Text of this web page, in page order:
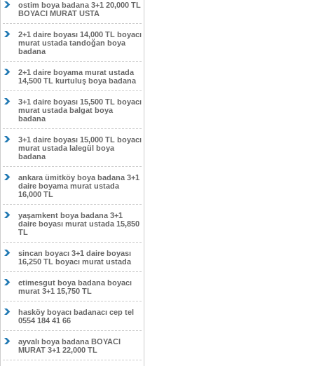
ostim boya badana 3+1 20,000 TL
BOYACI MURAT USTA
2+1 daire boyası 14,000 TL boyacı
murat ustada tandoğan boya
badana
2+1 daire boyama murat ustada
14,500 TL kurtuluş boya badana
3+1 daire boyası 15,500 TL boyacı
murat ustada balgat boya
badana
3+1 daire boyası 15,000 TL boyacı
murat ustada lalegül boya
badana
ankara ümitköy boya badana 3+1
daire boyama murat ustada
16,000 TL
yaşamkent boya badana 3+1
daire boyası murat ustada 15,850
TL
sincan boyacı 3+1 daire boyası
16,250 TL boyacı murat ustada
etimesgut boya badana boyacı
murat 3+1 15,750 TL
hasköy boyacı badanacı cep tel
0554 184 41 66
ayvalı boya badana BOYACI
MURAT 3+1 22,000 TL